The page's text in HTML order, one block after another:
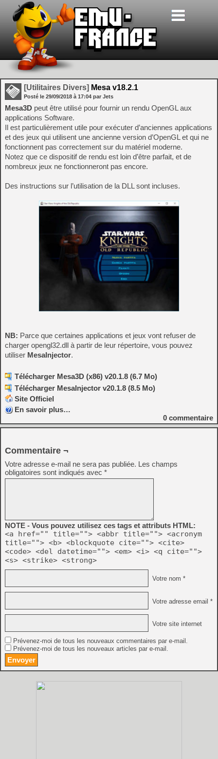
[Utilitaires Divers] Mesa v18.2.1
Posté le 29/09/2018 à 17:04 par Jets
Mesa3D peut être utilisé pour fournir un rendu OpenGL aux
applications Software.
Il est particulièrement utile pour exécuter d’anciennes applications
et des jeux qui utilisent une ancienne version d’OpenGL et qui ne
fonctionnent pas correctement sur du matériel moderne.
Notez que ce dispositif de rendu est loin d’être parfait, et de
nombreux jeux ne fonctionneront pas encore.
Des instructions sur l’utilisation de la DLL sont incluses.
NB: Parce que certaines applications et jeux vont refuser de
charger opengl32.dll à partir de leur répertoire, vous pouvez
utiliser MesaInjector.
Télécharger Mesa3D (x86) v20.1.8 (6.7 Mo)
Télécharger MesaInjector v20.1.8 (8.5 Mo)
Site Officiel
En savoir plus…
0 commentaire
Commentaire ¬
Votre adresse e-mail ne sera pas publiée. Les champs
obligatoires sont indiqués avec *
NOTE - Vous pouvez utilisez ces tags et attributs HTML:
<a href="" title=""> <abbr title=""> <acronym
title=""> <b> <blockquote cite=""> <cite>
<code> <del datetime=""> <em> <i> <q cite="">
<s> <strike> <strong>
Votre nom *
Votre adresse email *
Votre site internet
Prévenez-moi de tous les nouveaux commentaires par e-mail.
Prévenez-moi de tous les nouveaux articles par e-mail.